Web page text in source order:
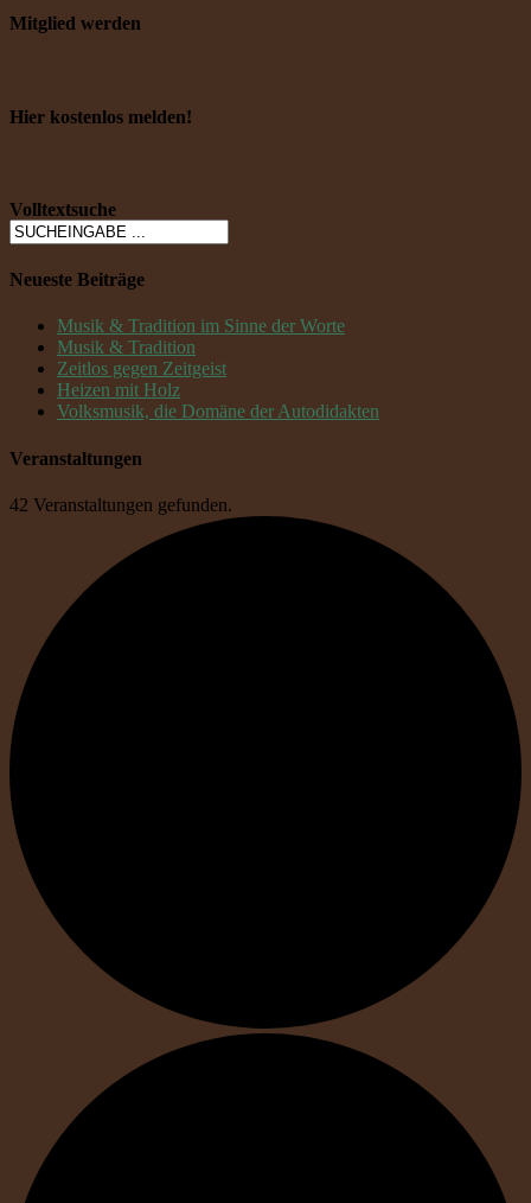
Mitglied werden
Hier kostenlos melden!
Volltextsuche
Neueste Beiträge
Musik & Tradition im Sinne der Worte
Musik & Tradition
Zeitlos gegen Zeitgeist
Heizen mit Holz
Volksmusik, die Domäne der Autodidakten
Veranstaltungen
42 Veranstaltungen gefunden.